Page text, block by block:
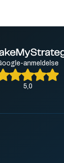
anmeldelse
5,0